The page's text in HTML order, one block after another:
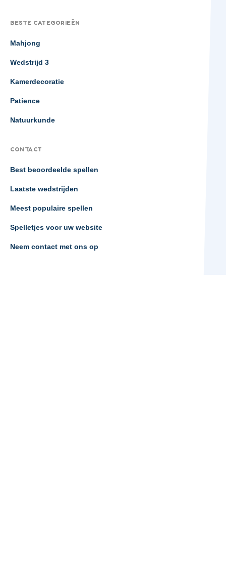
BESTE CATEGORIEËN
Mahjong
Wedstrijd 3
Kamerdecoratie
Patience
Natuurkunde
CONTACT
Best beoordeelde spellen
Laatste wedstrijden
Meest populaire spellen
Spelletjes voor uw website
Neem contact met ons op